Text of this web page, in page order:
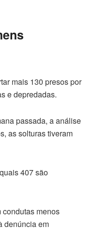
mais 130 presos por
e depredadas.
passada, a análise
as solturas tiveram
407 são
condutas menos
denúncia em